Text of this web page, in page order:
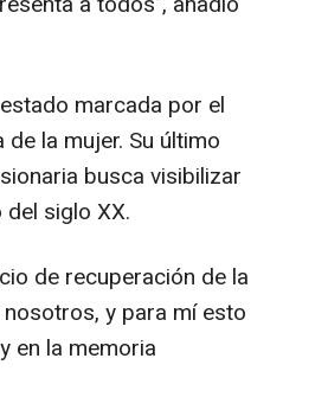
marcada por el
la mujer. Su último
busca visibilizar
siglo XX.
de recuperación de la
y para mí esto
en la memoria